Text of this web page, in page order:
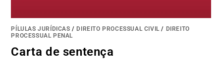
PÍLULAS JURÍDICAS / DIREITO PROCESSUAL CIVIL/ DIREITO
PROCESSUAL PENAL
Carta de sentença